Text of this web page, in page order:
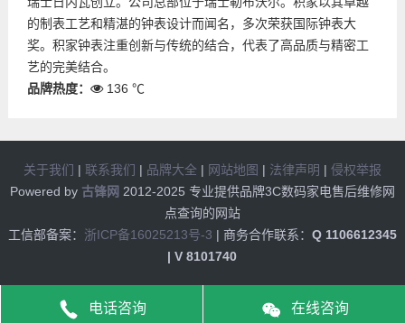
的制表工艺和精湛的钟表设计而闻名，多次荣获国际钟表大
奖。积家钟表注重创新与传统的结合，代表了高品质与精密工
艺的完美结合。
品牌热度：
136 ℃
关于我们 | 联系我们 | 品牌大全| 网站地图 | 法律声明 | 侵权举报
Powered by 古锋网 2012-2025 专业提供品牌3C数码家电售后维修网
点查询的网站
工信部备案： 浙ICP备16025213号-3 | 商务合作联系： Q 1106612345
| V 8101740
电话咨询 在线咨询